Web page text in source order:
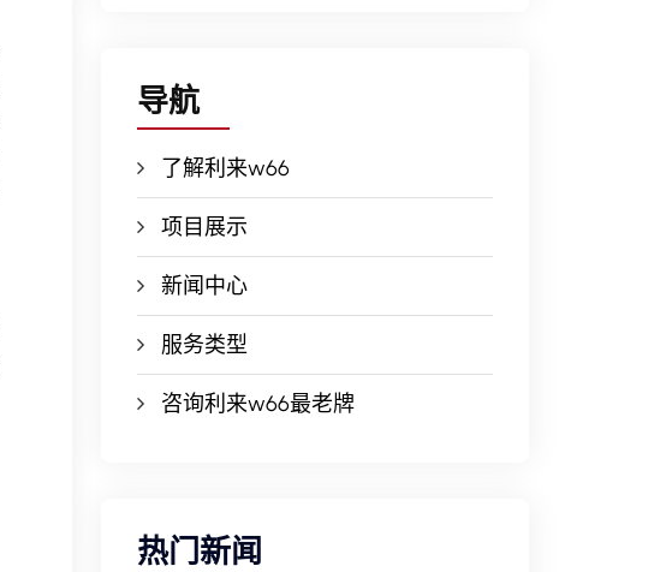
导航
了解利来w66
项目展示
新闻中心
服务类型
咨询利来w66最老牌
热门新闻